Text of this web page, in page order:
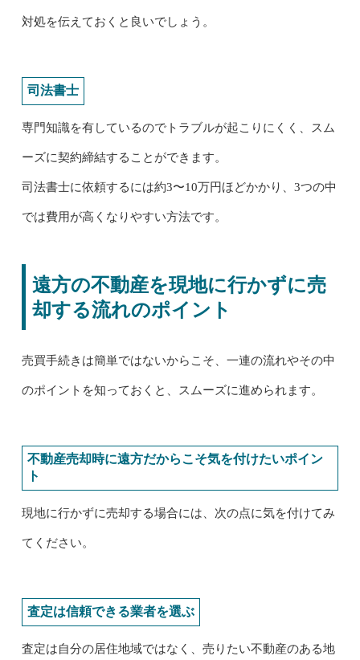
対処を伝えておくと良いでしょう。
司法書士
専門知識を有しているのでトラブルが起こりにくく、スム
ーズに契約締結することができます。
司法書士に依頼するには約3〜10万円ほどかかり、3つの中
では費用が高くなりやすい方法です。
遠方の不動産を現地に行かずに売
却する流れのポイント
売買手続きは簡単ではないからこそ、一連の流れやその中
のポイントを知っておくと、スムーズに進められます。
不動産売却時に遠方だからこそ気を付けたいポイン
ト
現地に行かずに売却する場合には、次の点に気を付けてみ
てください。
査定は信頼できる業者を選ぶ
査定は自分の居住地域ではなく、売りたい不動産のある地